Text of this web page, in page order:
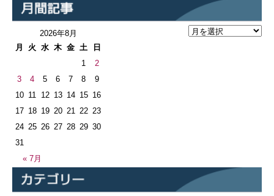
2026年8月
月
火 水 木 金 土 日
« 7月
1
2
3
4 5 6 7 8
9
10 11 12 13 14 15 16
17 18 19 20 21 22 23
24 25 26 27 28 29 30
31